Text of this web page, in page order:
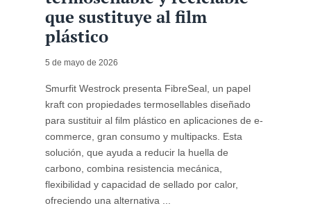
que sustituye al film
plástico
5 de mayo de 2026
Smurfit Westrock presenta FibreSeal, un papel
kraft con propiedades termosellables diseñado
para sustituir al film plástico en aplicaciones de e-
commerce, gran consumo y multipacks. Esta
solución, que ayuda a reducir la huella de
carbono, combina resistencia mecánica,
flexibilidad y capacidad de sellado por calor,
ofreciendo una alternativa ...